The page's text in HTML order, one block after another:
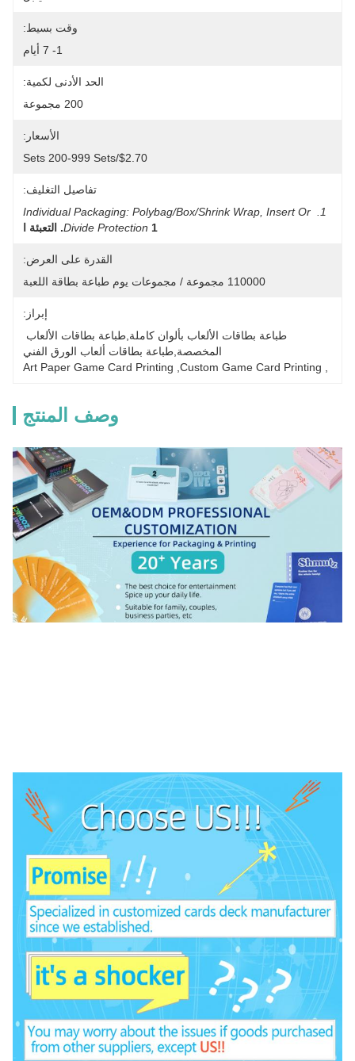
وقت بسيط:
1- 7 أيام
الحد الأدنى لكمية:
200 مجموعة
الأسعار:
$2.70/sets 200-999 Sets
تفاصيل التغليف:
1. Individual Packaging: Polybag/Box/shrink Wrap, Insert Or
Divide Protection 1. التعبئة ا
القدرة على العرض:
110000 مجموعة / مجموعات يوم طباعة بطاقة اللعبة
إبراز:
المخصصة,طباعة بطاقات ألعاب الورق الفني
Custom Game Card Printing
Art Paper Game Card Printing
وصف المنتج